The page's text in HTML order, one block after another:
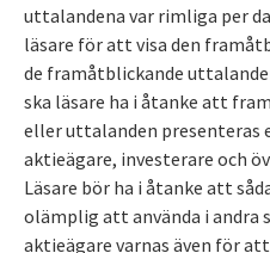
uttalandena var rimliga per
läsare för att visa den
de framåtblickande
ska läsare ha i åtanke att
eller uttalanden presenteras
aktieägare, investerare och
Läsare bör ha i åtanke att
olämplig att använda i andra
aktieägare varnas även för